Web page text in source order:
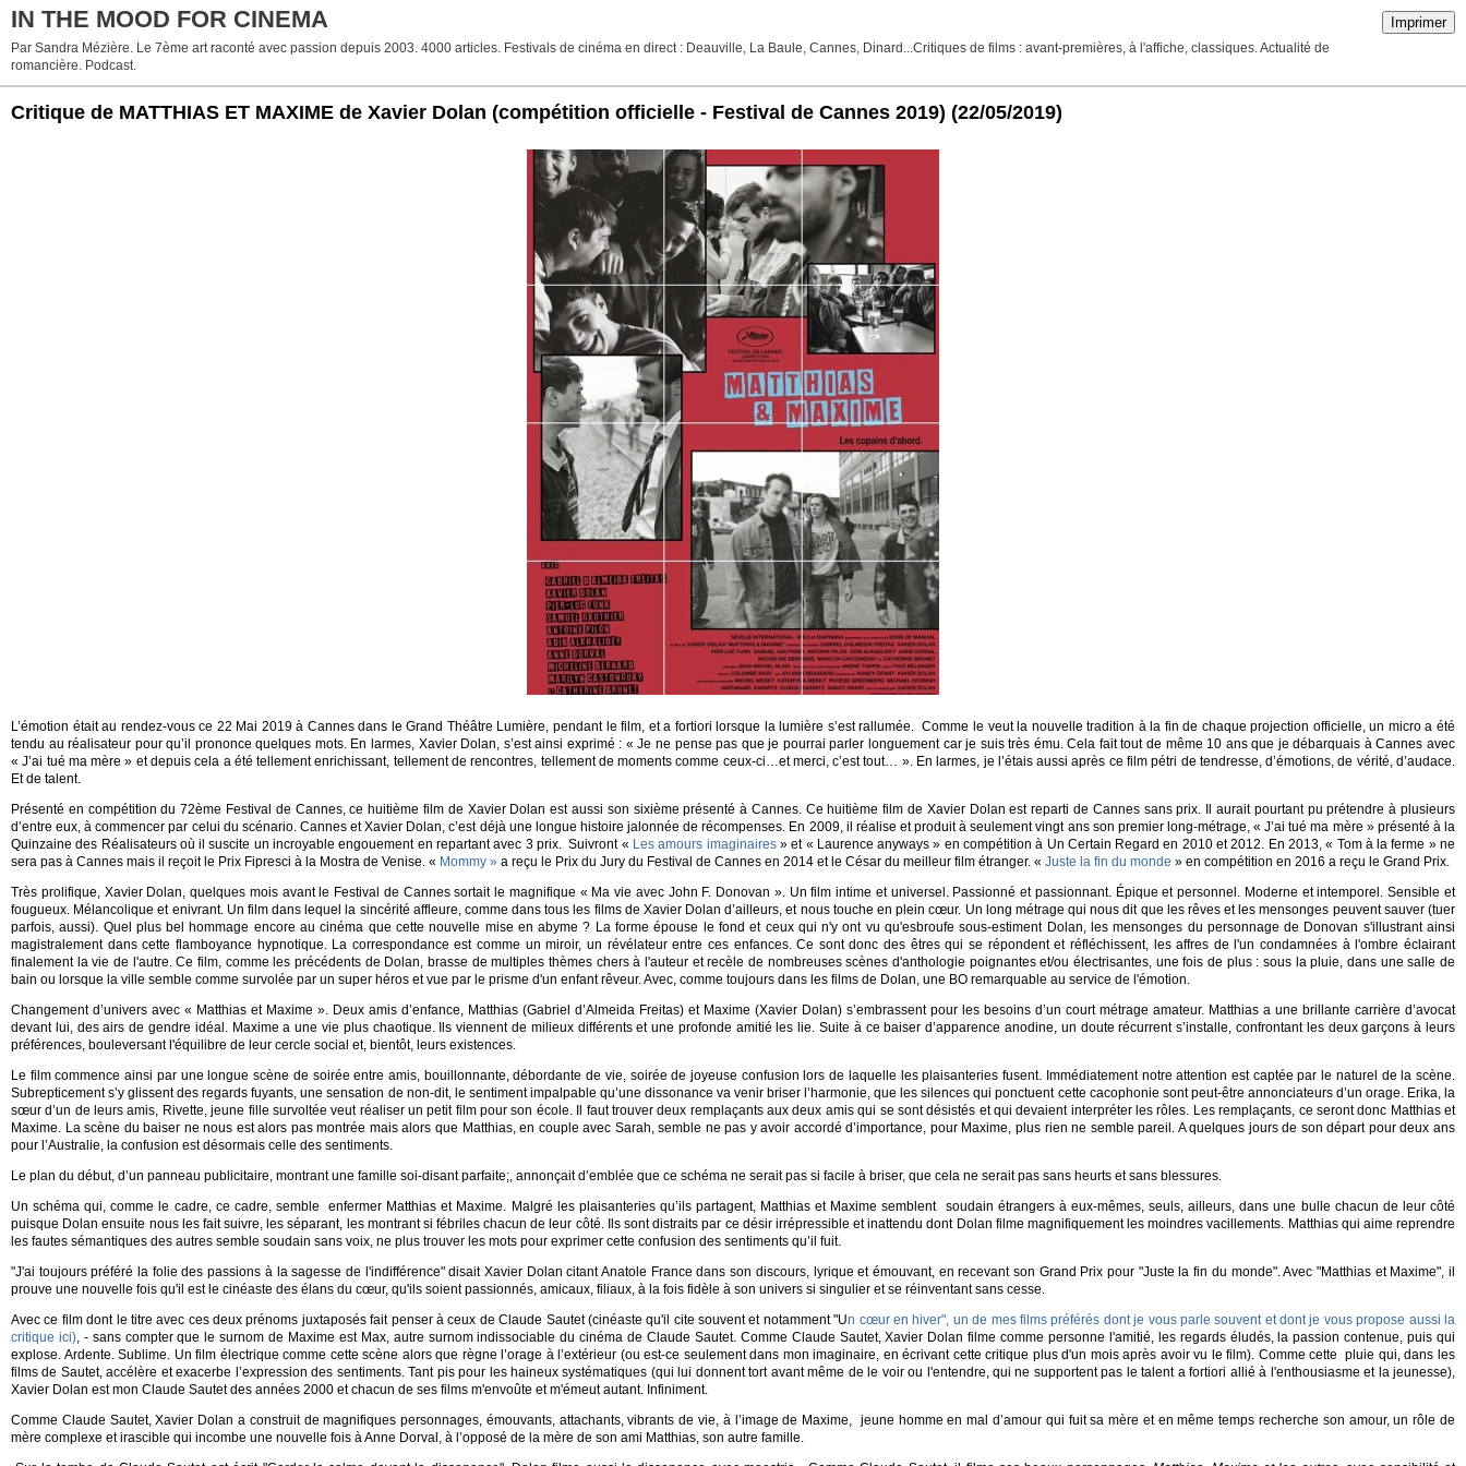
Imprimer
IN THE MOOD FOR CINEMA
Par Sandra Mézière. Le 7ème art raconté avec passion depuis 2003. 4000 articles. Festivals de cinéma en direct : Deauville, La Baule, Cannes, Dinard...Critiques de films : avant-premières, à l'affiche, classiques. Actualité de
romancière. Podcast.
Critique de MATTHIAS ET MAXIME de Xavier Dolan (compétition officielle - Festival de Cannes 2019) (22/05/2019)
L’émotion était au rendez-vous ce 22 Mai 2019 à Cannes dans le Grand Théâtre Lumière, pendant le film, et a fortiori lorsque la lumière s’est rallumée. Comme le veut la nouvelle tradition à la fin de chaque projection officielle, un micro a été
tendu au réalisateur pour qu’il prononce quelques mots. En larmes, Xavier Dolan, s’est ainsi exprimé : « Je ne pense pas que je pourrai parler longuement car je suis très ému. Cela fait tout de même 10 ans que je débarquais à Cannes avec
« J’ai tué ma mère » et depuis cela a été tellement enrichissant, tellement de rencontres, tellement de moments comme ceux-ci…et merci, c’est tout… ». En larmes, je l’étais aussi après ce film pétri de tendresse, d’émotions, de vérité, d’audace.
Et de talent.
Présenté en compétition du 72ème Festival de Cannes, ce huitième film de Xavier Dolan est aussi son sixième présenté à Cannes. Ce huitième film de Xavier Dolan est reparti de Cannes sans prix. Il aurait pourtant pu prétendre à plusieurs
d’entre eux, à commencer par celui du scénario. Cannes et Xavier Dolan, c’est déjà une longue histoire jalonnée de récompenses. En 2009, il réalise et produit à seulement vingt ans son premier long-métrage, « J’ai tué ma mère » présenté à la
Quinzaine des Réalisateurs où il suscite un incroyable engouement en repartant avec 3 prix. Suivront « Les amours imaginaires » et « Laurence anyways » en compétition à Un Certain Regard en 2010 et 2012. En 2013, « Tom à la ferme » ne
sera pas à Cannes mais il reçoit le Prix Fipresci à la Mostra de Venise. « Mommy » a reçu le Prix du Jury du Festival de Cannes en 2014 et le César du meilleur film étranger. « Juste la fin du monde » en compétition en 2016 a reçu le Grand Prix.
Très prolifique, Xavier Dolan, quelques mois avant le Festival de Cannes sortait le magnifique « Ma vie avec John F. Donovan ». Un film intime et universel. Passionné et passionnant. Épique et personnel. Moderne et intemporel. Sensible et
fougueux. Mélancolique et enivrant. Un film dans lequel la sincérité affleure, comme dans tous les films de Xavier Dolan d’ailleurs, et nous touche en plein cœur. Un long métrage qui nous dit que les rêves et les mensonges peuvent sauver (tuer
parfois, aussi). Quel plus bel hommage encore au cinéma que cette nouvelle mise en abyme ? La forme épouse le fond et ceux qui n'y ont vu qu'esbroufe sous-estiment Dolan, les mensonges du personnage de Donovan s'illustrant ainsi
magistralement dans cette flamboyance hypnotique. La correspondance est comme un miroir, un révélateur entre ces enfances. Ce sont donc des êtres qui se répondent et réfléchissent, les affres de l'un condamnées à l'ombre éclairant
finalement la vie de l'autre. Ce film, comme les précédents de Dolan, brasse de multiples thèmes chers à l'auteur et recèle de nombreuses scènes d'anthologie poignantes et/ou électrisantes, une fois de plus : sous la pluie, dans une salle de
bain ou lorsque la ville semble comme survolée par un super héros et vue par le prisme d'un enfant rêveur. Avec, comme toujours dans les films de Dolan, une BO remarquable au service de l'émotion.
Changement d’univers avec « Matthias et Maxime ». Deux amis d’enfance, Matthias (Gabriel d’Almeida Freitas) et Maxime (Xavier Dolan) s’embrassent pour les besoins d’un court métrage amateur. Matthias a une brillante carrière d’avocat
devant lui, des airs de gendre idéal. Maxime a une vie plus chaotique. Ils viennent de milieux différents et une profonde amitié les lie. Suite à ce baiser d’apparence anodine, un doute récurrent s’installe, confrontant les deux garçons à leurs
préférences, bouleversant l'équilibre de leur cercle social et, bientôt, leurs existences.
Le film commence ainsi par une longue scène de soirée entre amis, bouillonnante, débordante de vie, soirée de joyeuse confusion lors de laquelle les plaisanteries fusent. Immédiatement notre attention est captée par le naturel de la scène.
Subrepticement s’y glissent des regards fuyants, une sensation de non-dit, le sentiment impalpable qu’une dissonance va venir briser l’harmonie, que les silences qui ponctuent cette cacophonie sont peut-être annonciateurs d’un orage. Erika, la
sœur d’un de leurs amis, Rivette, jeune fille survoltée veut réaliser un petit film pour son école. Il faut trouver deux remplaçants aux deux amis qui se sont désistés et qui devaient interpréter les rôles. Les remplaçants, ce seront donc Matthias et
Maxime. La scène du baiser ne nous est alors pas montrée mais alors que Matthias, en couple avec Sarah, semble ne pas y avoir accordé d’importance, pour Maxime, plus rien ne semble pareil. A quelques jours de son départ pour deux ans
pour l’Australie, la confusion est désormais celle des sentiments.
Le plan du début, d’un panneau publicitaire, montrant une famille soi-disant parfaite;, annonçait d’emblée que ce schéma ne serait pas si facile à briser, que cela ne serait pas sans heurts et sans blessures.
Un schéma qui, comme le cadre, ce cadre, semble enfermer Matthias et Maxime. Malgré les plaisanteries qu’ils partagent, Matthias et Maxime semblent soudain étrangers à eux-mêmes, seuls, ailleurs, dans une bulle chacun de leur côté
puisque Dolan ensuite nous les fait suivre, les séparant, les montrant si fébriles chacun de leur côté. Ils sont distraits par ce désir irrépressible et inattendu dont Dolan filme magnifiquement les moindres vacillements. Matthias qui aime reprendre
les fautes sémantiques des autres semble soudain sans voix, ne plus trouver les mots pour exprimer cette confusion des sentiments qu’il fuit.
"J'ai toujours préféré la folie des passions à la sagesse de l'indifférence" disait Xavier Dolan citant Anatole France dans son discours, lyrique et émouvant, en recevant son Grand Prix pour "Juste la fin du monde". Avec "Matthias et Maxime", il
prouve une nouvelle fois qu'il est le cinéaste des élans du cœur, qu'ils soient passionnés, amicaux, filiaux, à la fois fidèle à son univers si singulier et se réinventant sans cesse.
Avec ce film dont le titre avec ces deux prénoms juxtaposés fait penser à ceux de Claude Sautet (cinéaste qu'il cite souvent et notamment "Un cœur en hiver", un de mes films préférés dont je vous parle souvent et dont je vous propose aussi la
critique ici), - sans compter que le surnom de Maxime est Max, autre surnom indissociable du cinéma de Claude Sautet. Comme Claude Sautet, Xavier Dolan filme comme personne l'amitié, les regards éludés, la passion contenue, puis qui
explose. Ardente. Sublime. Un film électrique comme cette scène alors que règne l’orage à l’extérieur (ou est-ce seulement dans mon imaginaire, en écrivant cette critique plus d'un mois après avoir vu le film). Comme cette pluie qui, dans les
films de Sautet, accélère et exacerbe l’expression des sentiments. Tant pis pour les haineux systématiques (qui lui donnent tort avant même de le voir ou l'entendre, qui ne supportent pas le talent a fortiori allié à l'enthousiasme et la jeunesse),
Xavier Dolan est mon Claude Sautet des années 2000 et chacun de ses films m'envoûte et m'émeut autant. Infiniment.
Comme Claude Sautet, Xavier Dolan a construit de magnifiques personnages, émouvants, attachants, vibrants de vie, à l’image de Maxime, jeune homme en mal d’amour qui fuit sa mère et en même temps recherche son amour, un rôle de
mère complexe et irascible qui incombe une nouvelle fois à Anne Dorval, à l’opposé de la mère de son ami Matthias, son autre famille.